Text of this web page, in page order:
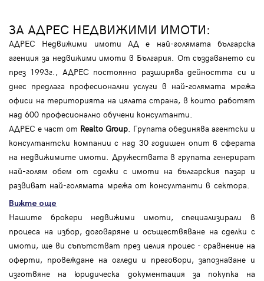
ЗА АДРЕС НЕДВИЖИМИ ИМОТИ:
АДРЕС Недвижими имоти АД е най-голямата българска
агенция за недвижими имоти в България. От създаването си
през 1993г., АДРЕС постоянно разширява дейността си и
днес предлага професионални услуги в най-голямата мрежа
офиси на територията на цялата страна, в които работят
над 600 професионално обучени консултанти.
АДРЕС е част от Realto Group. Групата обединява агентски и
консултантски компании с над 30 годишен опит в сферата
на недвижимите имоти. Дружествата в групата генерират
най-голям обем от сделки с имоти на българския пазар и
развиват най-голямата мрежа от консултанти в сектора.
Вижте още
Нашите брокери недвижими имоти, специализирали в
процеса на избор, договаряне и осъществяване на сделки с
имоти, ще ви съпътстват през целия процес - сравнение на
оферти, провеждане на огледи и преговори, запознаване и
изготвяне на юридическа документация за покупка на